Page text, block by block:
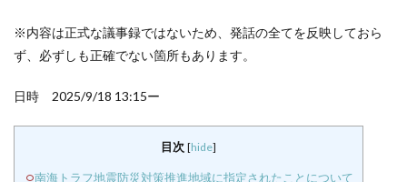
※内容は正式な議事録ではないため、発話の全てを反映しておら
ず、必ずしも正確でない箇所もあります。
日時 2025/9/18 13:15ー
目次 [hide]
南海トラフ地震防災対策推進地域に指定されたことについて